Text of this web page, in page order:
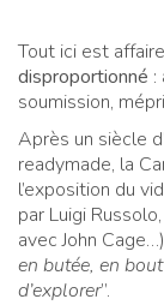
Tout ici est
disproportionné :
soumission,
Après un siècle
readymade, la
l’exposition du
par Luigi
avec John
en butée, en
d’explorer”.